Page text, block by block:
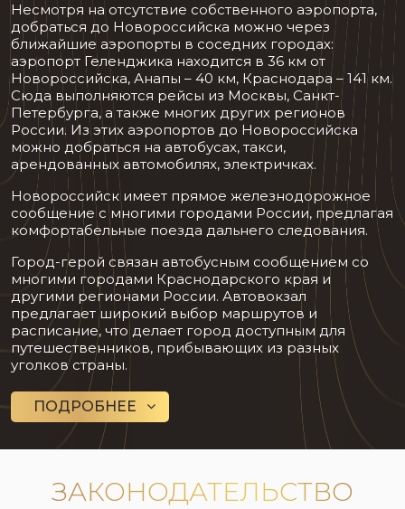
Несмотря на отсутствие собственного аэропорта,
добраться до Новороссийска можно через
ближайшие аэропорты в соседних городах:
аэропорт Геленджика находится в 36 км от
Новороссийска, Анапы – 40 км, Краснодара – 141 км.
Сюда выполняются рейсы из Москвы, Санкт-
Петербурга, а также многих других регионов
России. Из этих аэропортов до Новороссийска
можно добраться на автобусах, такси,
арендованных автомобилях, электричках.
Новороссийск имеет прямое железнодорожное
сообщение с многими городами России, предлагая
комфортабельные поезда дальнего следования.
Город-герой связан автобусным сообщением со
многими городами Краснодарского края и
другими регионами России. Автовокзал
предлагает широкий выбор маршрутов и
расписание, что делает город доступным для
путешественников, прибывающих из разных
уголков страны.
ПОДРОБНЕЕ
ЗАКОНОДАТЕЛЬСТВО